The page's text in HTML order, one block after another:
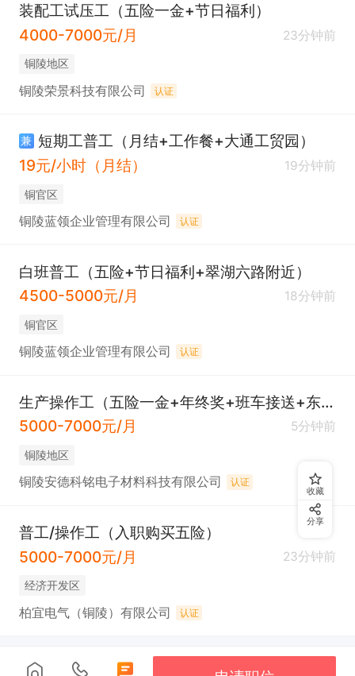
装配工试压工（五险一金+节日福利）
4000-7000元/月
23分钟前
铜陵地区
铜陵荣景科技有限公司 认证
兼 短期工普工（月结+工作餐+大通工贸园）
19元/小时（月结）
19分钟前
铜官区
铜陵蓝领企业管理有限公司 认证
白班普工（五险+节日福利+翠湖六路附近）
4500-5000元/月
18分钟前
铜官区
铜陵蓝领企业管理有限公司 认证
生产操作工（五险一金+年终奖+班车接送+东联附近）
5000-7000元/月
5分钟前
铜陵地区
铜陵安德科铭电子材料科技有限公司 认证
普工/操作工（入职购买五险）
5000-7000元/月
23分钟前
经济开发区
柏宜电气（铜陵）有限公司 认证
收藏
分享